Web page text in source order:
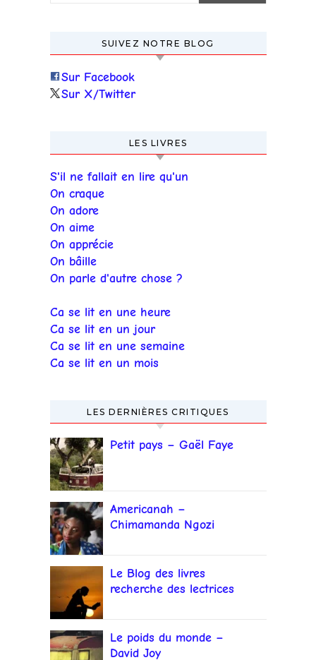
SUIVEZ NOTRE BLOG
Sur Facebook
Sur X/Twitter
LES LIVRES
S'il ne fallait en lire qu'un
On craque
On adore
On aime
On apprécie
On bâille
On parle d'autre chose ?
Ca se lit en une heure
Ca se lit en un jour
Ca se lit en une semaine
Ca se lit en un mois
LES DERNIÈRES CRITIQUES
Petit pays – Gaël Faye
Americanah –
Chimamanda Ngozi
Le Blog des livres
recherche des lectrices
Le poids du monde –
David Joy